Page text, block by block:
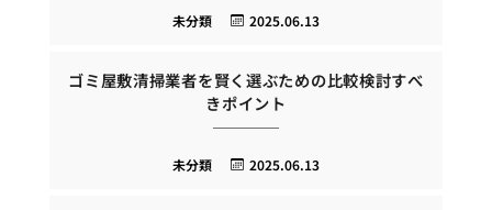
2025.06.13
未分類
ゴミ屋敷清掃業者を賢く選ぶための比較検討すべ
きポイント
2025.06.13
未分類